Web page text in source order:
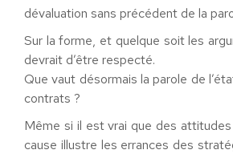
dévaluation sans précédent de la
Sur la forme, et quelque soit les
devrait d’être respecté.
Que vaut désormais la parole de
contrats ?
Même si il est vrai que des
cause illustre les errances des